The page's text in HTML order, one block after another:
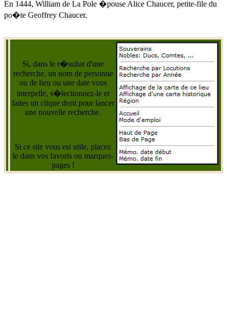
En 1444, William de La Pole �pouse Alice Chaucer, petite-file du
po�te Geoffrey Chaucer.
Si, dans le r�sultat d'une
recherche, un nom de personne
ou de lieu ou une date vous
interpelle, s�lectionnez-le et
faites un clique droit pour lancer
une nouvelle recherche.
Si ce site vous est utile, placez
le dans vos favoris ou marques-
pages !